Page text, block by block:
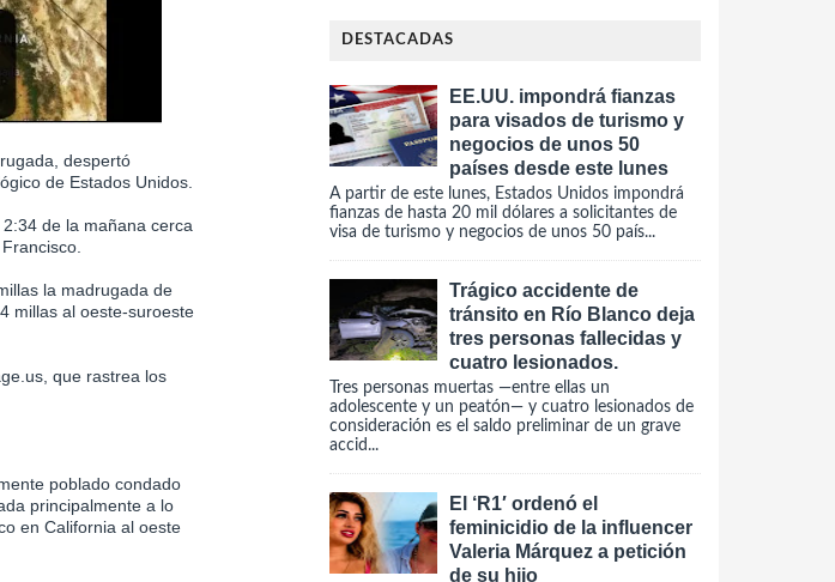
despertó
de Estados Unidos.
de la mañana cerca
la madrugada de
millas al oeste-suroeste
que rastrea los
poblado condado
principalmente a lo
en California​ al oeste
DESTACADAS
EE.UU. impondrá fianzas
para visados de turismo y
negocios de unos 50
países desde este lunes
A partir de este lunes, Estados Unidos impondrá
fianzas de hasta 20 mil dólares a solicitantes de
visa de turismo y negocios de unos 50 país...
Trágico accidente de
tránsito en Río Blanco deja
tres personas fallecidas y
cuatro lesionados.
Tres personas muertas —entre ellas un
adolescente y un peatón— y cuatro lesionados de
consideración es el saldo preliminar de un grave
accid...
El ‘R1′ ordenó el
feminicidio de la influencer
Valeria Márquez a petición
de su hijo